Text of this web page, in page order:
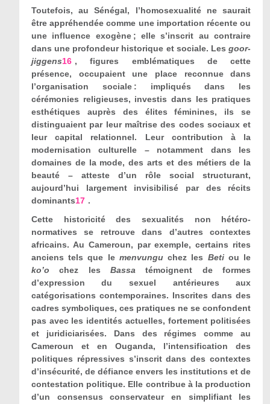
Toutefois, au Sénégal, l’homosexualité ne saurait
être appréhendée comme une importation récente ou
une influence exogène ; elle s’inscrit au contraire
dans une profondeur historique et sociale. Lesgoor-
jiggens16 , figures emblématiques de cette
présence, occupaient une place reconnue dans
l’organisation sociale : impliqués dans les
cérémonies religieuses, investis dans les pratiques
esthétiques auprès des élites féminines, ils se
distinguaient par leur maîtrise des codes sociaux et
leur capital relationnel. Leur contribution à la
modernisation culturelle – notamment dans les
domaines de la mode, des arts et des métiers de la
beauté – atteste d’un rôle social structurant,
aujourd’hui largement invisibilisé par des récits
dominants17 .
Cette historicité des sexualités non hétéro-
normatives se retrouve dans d’autres contextes
africains. Au Cameroun, par exemple, certains rites
anciens tels que le menvunguchez les Betiou le
ko’o chez lesBassa témoignent de formes
d’expression du sexuel antérieures aux
catégorisations contemporaines. Inscrites dans des
cadres symboliques, ces pratiques ne se confondent
pas avec les identités actuelles, fortement politisées
et juridiciarisées.
Dans des régimes comme au
Cameroun et en Ouganda, l’intensification des
politiques répressives s’inscrit dans des contextes
d’insécurité, de défiance envers les institutions et de
contestation politique. Elle contribue à la production
d’un consensus conservateur en simplifiant les